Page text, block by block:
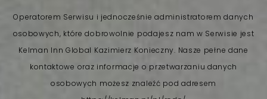
Operatorem Serwisu i jednocześnie administratorem danych
osobowych, które dobrowolnie podajesz nam w Serwisie jest
Kelman Inn Global Kazimierz Konieczny. Nasze pełne dane
kontaktowe oraz informacje o przetwarzaniu danych
osobowych możesz znaleźć pod adresem